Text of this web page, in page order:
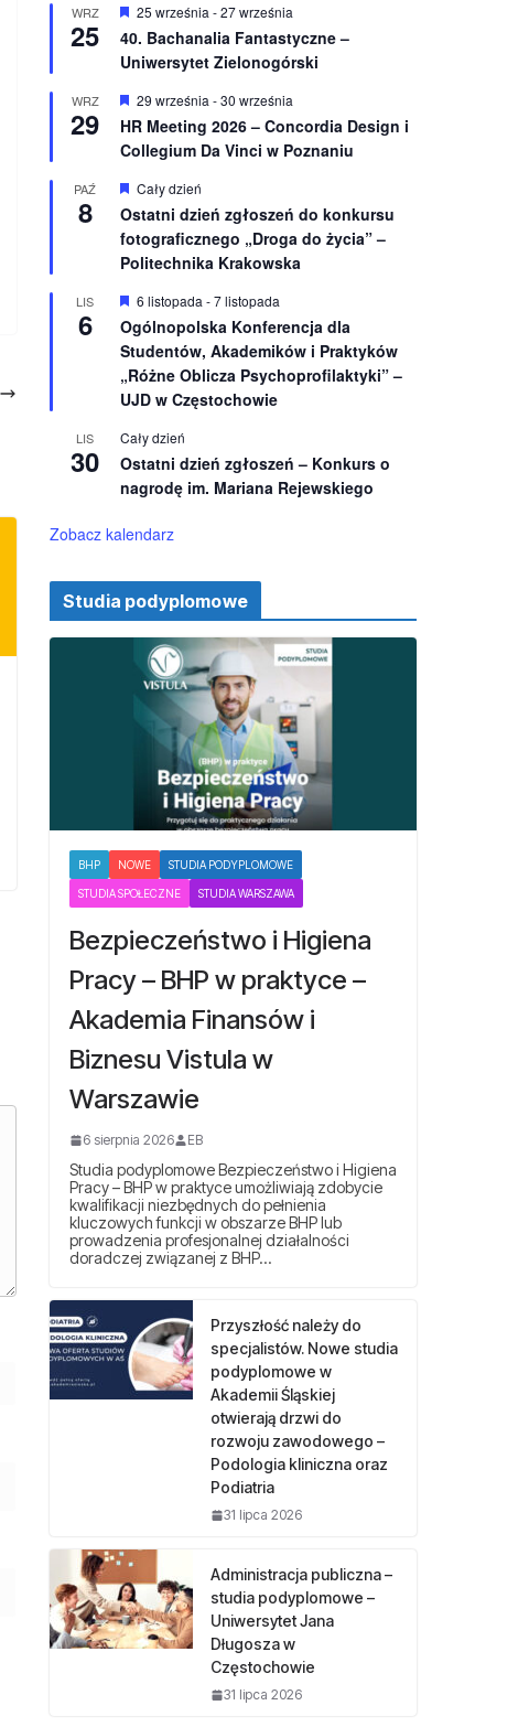
n
e
WRZ
25
W
r
ó
n
i
o
n
25 września -27 września
40. Bachanalia Fantastyczne –
Uniwersytet Zielonogórski
WRZ
29
W
y
r
ó
n
o
n
e
29 września -30 września
HR Meeting 2026 – Concordia Design i
Collegium Da Vinci w Poznaniu
PAŹ
8
W
r
ó
ż
n
i
o
n
e
Cały dzień
Ostatni dzień zgłoszeń do konkursu
fotograficznego „Droga do życia” –
Politechnika Krakowska
LIS
6
W
r
ó
ż
n
i
n
e
6 listopada -7 listopada
Ogólnopolska Konferencja dla
Studentów, Akademików i Praktyków
„Różne Oblicza Psychoprofilaktyki” –
UJD w Częstochowie
LIS
30
Cały dzień
Ostatni dzień zgłoszeń – Konkurs o
nagrodę im. Mariana Rejewskiego
Zobacz kalendarz
Studia podyplomowe
BHP NOWE STUDIA PODYPLOMOWE
STUDIA SPOŁECZNE STUDIA WARSZAWA
Bezpieczeństwo i Higiena
Pracy – BHP w praktyce –
Akademia Finansów i
Biznesu Vistula w
Warszawie
6 sierpnia 2026 EB
Studia podyplomowe Bezpieczeństwo i Higiena
Pracy – BHP w praktyce umożliwiają zdobycie
kwalifikacji niezbędnych do pełnienia
kluczowych funkcji w obszarze BHP lub
prowadzenia profesjonalnej działalności
doradczej związanej z BHP…
Przyszłość należy do
specjalistów. Nowe studia
podyplomowe w
Akademii Śląskiej
otwierają drzwi do
rozwoju zawodowego –
Podologia kliniczna oraz
Podiatria
31 lipca 2026
Administracja publiczna –
studia podyplomowe –
Uniwersytet Jana
Długosza w
Częstochowie
31 lipca 2026